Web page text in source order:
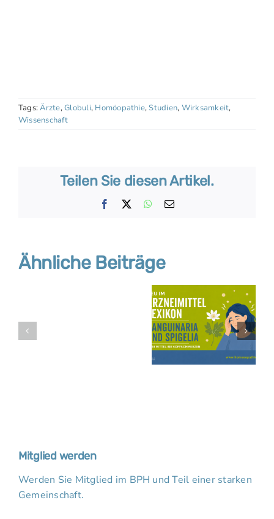
Tags:Ärzte,Globuli, Homöopathie,Studien, Wirksamkeit,
Wissenschaft
Teilen Sie diesen Artikel.
Facebook WhatsApp
E-
Ähnliche Beiträge
Mitglied werden
Werden Sie Mitglied im BPH und Teil einer starken
Gemeinschaft.